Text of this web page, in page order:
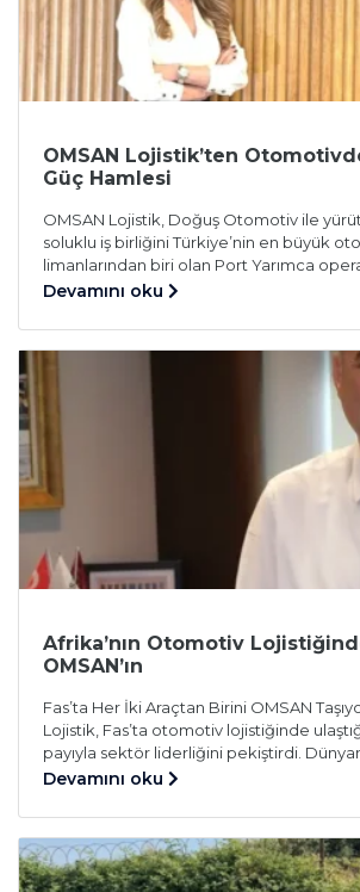
OMSAN Lojistik’ten
Güç Hamlesi
OMSAN Lojistik, Doğuş Otomotiv ile
soluklu iş birliğini Türkiye’nin en büyük
limanlarından biri olan Port Yarımca
kapsayacak yeni bir tedarik zinciri
sürdürülebilir lojistik vizyonunu otomotiv
üst seviyeye taşıyor. OYAK Lojistik
Lojistik ile Türkiye otomotiv pazarının en
Devamını oku
Afrika’nın Otomotiv
OMSAN’ın
Fas’ta Her İki Araçtan Birini OMSAN
Lojistik, Fas’ta otomotiv lojistiğinde
payıyla sektör liderliğini pekiştirdi.
otomotiv markalarına hizmet veren
pazarındaki etkinliğini her geçen gün
filosu ve 400.000 metrekare
park sahasıyla faaliyet gösteren […]
Devamını oku